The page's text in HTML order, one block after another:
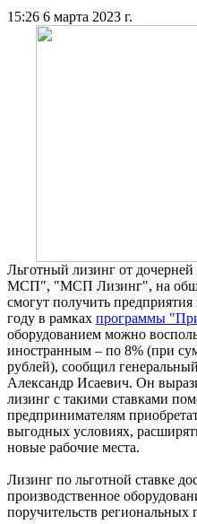
15:26 6 марта 2023 г.
Льготный лизинг от
МСП", "МСП Лизинг", на
смогут получить
году в рамках программы
оборудованием можно
иностранным – по 8% (при
рублей), сообщил
Александр Исаевич. Он
лизинг с такими ставками
предпринимателям
выгодных условиях,
новые рабочие места.
Лизинг по льготной ставке
производственное
поручительств региональных